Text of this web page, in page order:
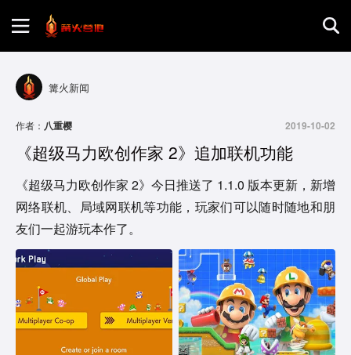
游戏评测
地图攻略
篝火新闻
作者： 八重樱 2019-10-02
《超级马力欧创作家 2》追加联机功能
《超级马力欧创作家 2》今日推送了 1.1.0 版本更新，新增
网络联机、局域网联机等功能，玩家们可以随时随地和朋
友们一起游玩本作了。 ​​​​